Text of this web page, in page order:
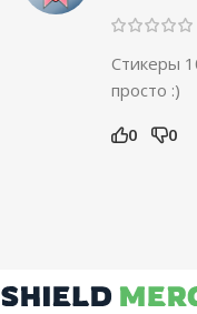
Стикеры
просто :)
0 0